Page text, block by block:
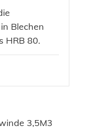
Blechen
HRB 80.
3,5M3